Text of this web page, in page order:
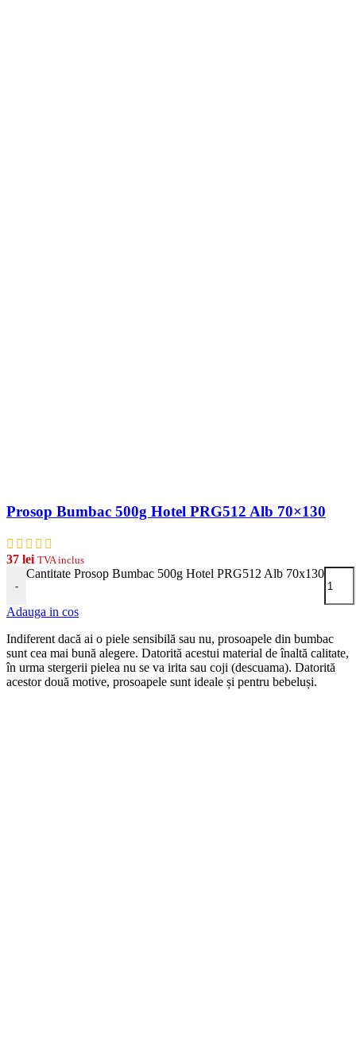
Prosop Bumbac 500g Hotel PRG512 Alb 70×130
37 lei TVA inclus
-
Cantitate Prosop Bumbac 500g Hotel PRG512 Alb 70x130
Adauga in cos
Indiferent dacă ai o piele sensibilă sau nu, prosoapele din bumbac
sunt cea mai bună alegere. Datorită acestui material de înaltă calitate,
în urma stergerii pielea nu se va irita sau coji (descuama). Datorită
acestor două motive, prosoapele sunt ideale și pentru bebeluși.